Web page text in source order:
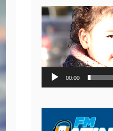
Reproductor
de
video
00:00